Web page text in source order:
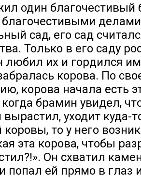
один благочестивый
сад, его сад
Только в его саду
любил их и гордился
корова. По
корова начала есть
брамин увидел,
вырастил, уходит куда-
коровы, то у него
эта корова, чтобы
Он схватил
попал ей прямо в глаз